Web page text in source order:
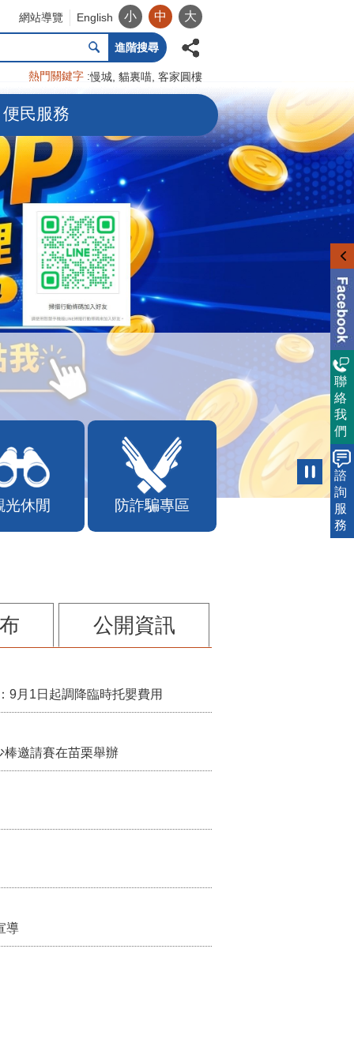
網站導覽 English 小 中 大
進階搜尋
熱門關鍵字 慢城 貓裏喵 客家圓樓
便民服務
光休閒 防詐騙專區
公開資訊
9月1日起調降臨時托嬰費用
邀請賽在苗栗舉辦
導
聯
絡
我
們
諮
詢
服
務